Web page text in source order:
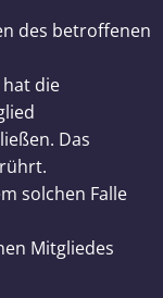
des betroffenen
die
Das
solchen Falle
Mitgliedes